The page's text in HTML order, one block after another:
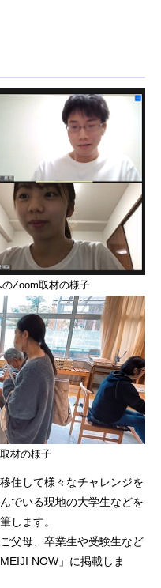
Zoom取材の様子
材の様子
住して様々なチャレンジを
でいる現地の大学生などを
します。
父母、卒業生や受験生など
NOW」に掲載しま